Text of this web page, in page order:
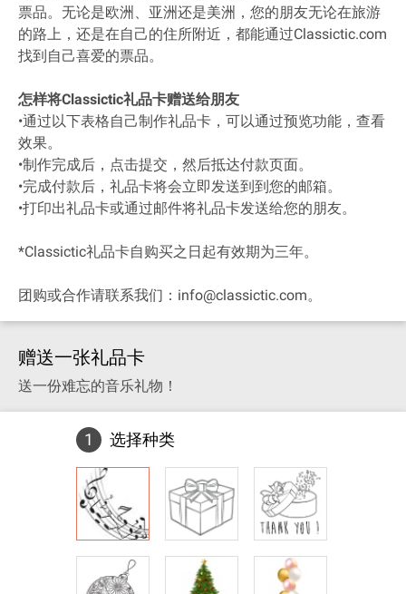
票品。无论是欧洲、亚洲还是美洲，您的朋友无论在旅游
的路上，还是在自己的住所附近，都能通过Classictic.com
找到自己喜爱的票品。
怎样将Classictic礼品卡赠送给朋友
•通过以下表格自己制作礼品卡，可以通过预览功能，查看
效果。
•制作完成后，点击提交，然后抵达付款页面。
•完成付款后，礼品卡将会立即发送到到您的邮箱。
•打印出礼品卡或通过邮件将礼品卡发送给您的朋友。
*Classictic礼品卡自购买之日起有效期为三年。
团购或合作请联系我们：info@classictic.com。
赠送一张礼品卡
送一份难忘的音乐礼物！
1 选择种类